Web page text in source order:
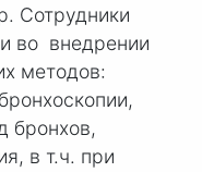
Сотрудники
во внедрении
методов:
бронхов,
в т.ч. при